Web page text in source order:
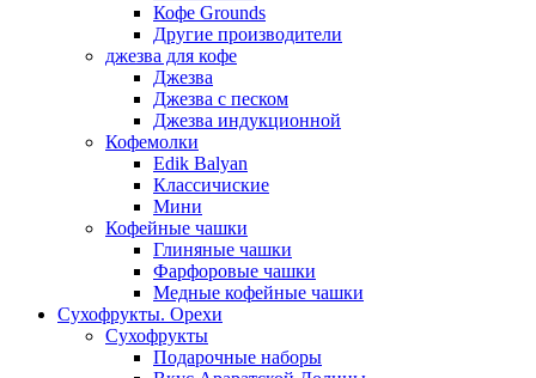
Кофе Grounds
Другие производители
джезва для кофе
Джезва
Джезва с песком
Джезва индукционной
Кофемолки
Edik Balyan
Классичиские
Мини
Кофейные чашки
Глиняные чашки
Фарфоровые чашки
Медные кофейные чашки
Сухофрукты. Орехи
Сухофрукты
Подарочные наборы